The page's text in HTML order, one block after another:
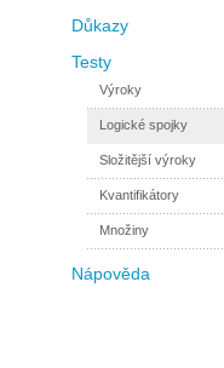
Důkazy
Testy
Výroky
Logické spojky
Složitější výroky
Kvantifikátory
Množiny
Nápověda